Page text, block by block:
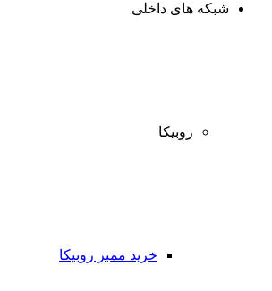
شبکه های داخلی
روبیکا
خرید ممبر روبیکا